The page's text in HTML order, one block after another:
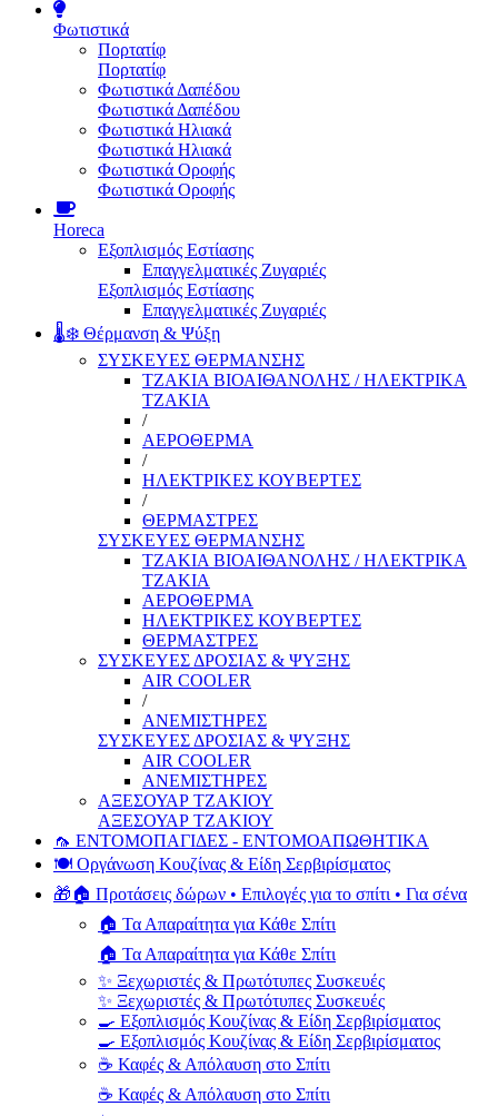
Φωτιστικά
Πορτατίφ
Πορτατίφ
Φωτιστικά Δαπέδου
Φωτιστικά Δαπέδου
Φωτιστικά Ηλιακά
Φωτιστικά Ηλιακά
Φωτιστικά Οροφής
Φωτιστικά Οροφής
Horeca
Εξοπλισμός Εστίασης
Επαγγελματικές Ζυγαριές
Εξοπλισμός Εστίασης
Επαγγελματικές Ζυγαριές
🌡️❄️ Θέρμανση & Ψύξη
ΣΥΣΚΕΥΕΣ ΘΕΡΜΑΝΣΗΣ
ΤΖΑΚΙΑ ΒΙΟΑΙΘΑΝΟΛΗΣ / ΗΛΕΚΤΡΙΚΑ
ΤΖΑΚΙΑ
/
ΑΕΡΟΘΕΡΜΑ
/
ΗΛΕΚΤΡΙΚΕΣ ΚΟΥΒΕΡΤΕΣ
/
ΘΕΡΜΑΣΤΡΕΣ
ΣΥΣΚΕΥΕΣ ΘΕΡΜΑΝΣΗΣ
ΤΖΑΚΙΑ ΒΙΟΑΙΘΑΝΟΛΗΣ / ΗΛΕΚΤΡΙΚΑ
ΤΖΑΚΙΑ
ΑΕΡΟΘΕΡΜΑ
ΗΛΕΚΤΡΙΚΕΣ ΚΟΥΒΕΡΤΕΣ
ΘΕΡΜΑΣΤΡΕΣ
ΣΥΣΚΕΥΕΣ ΔΡΟΣΙΑΣ & ΨΥΞΗΣ
AIR COOLER
/
ΑΝΕΜΙΣΤΗΡΕΣ
ΣΥΣΚΕΥΕΣ ΔΡΟΣΙΑΣ & ΨΥΞΗΣ
AIR COOLER
ΑΝΕΜΙΣΤΗΡΕΣ
ΑΞΕΣΟΥΑΡ ΤΖΑΚΙΟΥ
ΑΞΕΣΟΥΑΡ ΤΖΑΚΙΟΥ
🦟 ΕΝΤΟΜΟΠΑΓΙΔΕΣ - ΕΝΤΟΜΟΑΠΩΘΗΤΙΚΑ
🍽️ Οργάνωση Κουζίνας & Είδη Σερβιρίσματος
🎁🏠 Προτάσεις δώρων • Επιλογές για το σπίτι • Για σένα
🏠 Τα Απαραίτητα για Κάθε Σπίτι
🏠 Τα Απαραίτητα για Κάθε Σπίτι
✨ Ξεχωριστές & Πρωτότυπες Συσκευές
✨ Ξεχωριστές & Πρωτότυπες Συσκευές
🍳 Εξοπλισμός Κουζίνας & Είδη Σερβιρίσματος
🍳 Εξοπλισμός Κουζίνας & Είδη Σερβιρίσματος
☕ Καφές & Απόλαυση στο Σπίτι
☕ Καφές & Απόλαυση στο Σπίτι